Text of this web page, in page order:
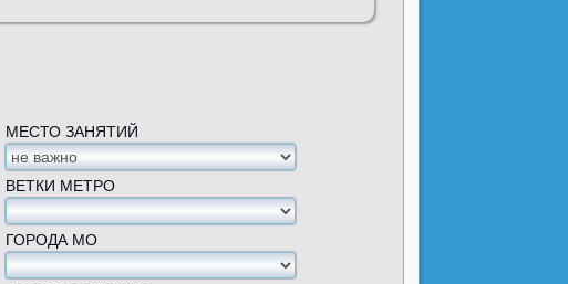
МЕСТО ЗАНЯТИЙ
ВЕТКИ МЕТРО
ГОРОДА МО